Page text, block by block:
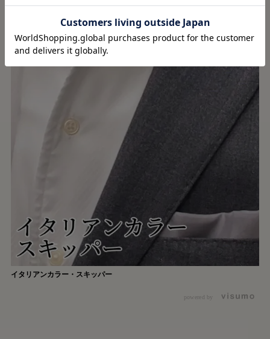
イタリアンカラー・スキッパー
powered by